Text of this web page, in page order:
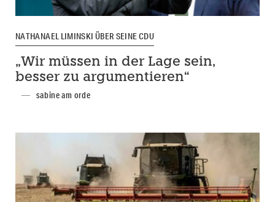
NATHANAEL LIMINSKI ÜBER SEINE CDU
„Wir müssen in der Lage sein,
besser zu argumentieren“
sabine am orde